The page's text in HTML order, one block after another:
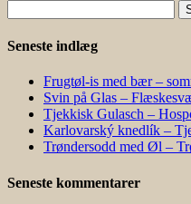
efter:
Seneste indlæg
Frugtøl-is med bær –
Svin på Glas –
Tjekkisk Gulasch –
Karlovarský knedlík –
Trøndersodd med Øl –
Seneste kommentarer